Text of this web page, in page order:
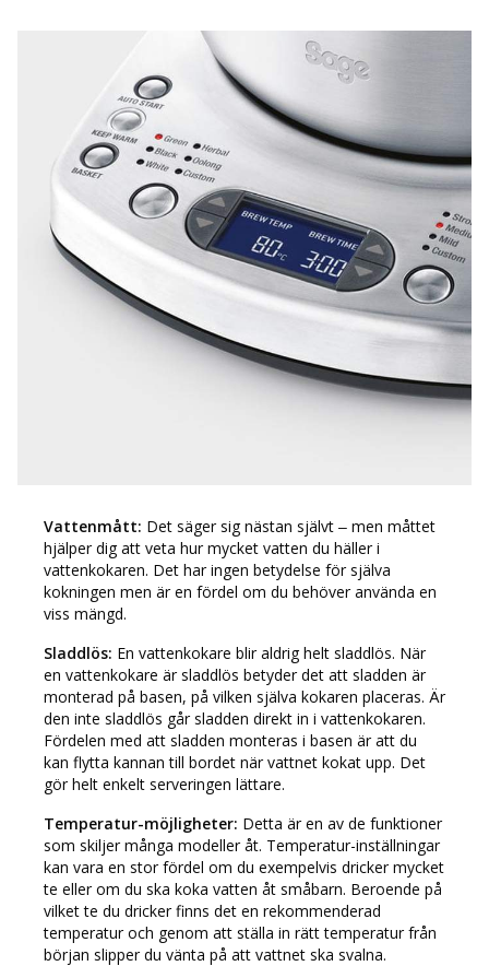
Vattenmått: Det säger sig nästan självt – men måttet
hjälper dig att veta hur mycket vatten du häller i
vattenkokaren. Det har ingen betydelse för själva
kokningen men är en fördel om du behöver använda en
viss mängd.
Sladdlös: En vattenkokare blir aldrig helt sladdlös. När
en vattenkokare är sladdlös betyder det att sladden är
monterad på basen, på vilken själva kokaren placeras. Är
den inte sladdlös går sladden direkt in i vattenkokaren.
Fördelen med att sladden monteras i basen är att du
kan flytta kannan till bordet när vattnet kokat upp. Det
gör helt enkelt serveringen lättare.
Temperatur-möjligheter: Detta är en av de funktioner
som skiljer många modeller åt. Temperatur-inställningar
kan vara en stor fördel om du exempelvis dricker mycket
te eller om du ska koka vatten åt småbarn. Beroende på
vilket te du dricker finns det en rekommenderad
temperatur och genom att ställa in rätt temperatur från
början slipper du vänta på att vattnet ska svalna.